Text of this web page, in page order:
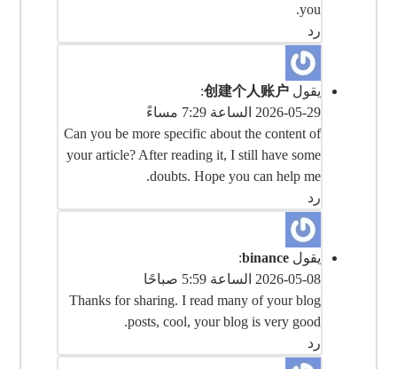
you.
رد
يقول 创建个人账户
:
2026-05-29 الساعة 7:29 مساءً
Can you be more specific about the content of
your article? After reading it, I still have some
doubts. Hope you can help me.
رد
يقول binance
:
2026-05-08 الساعة 5:59 صباحًا
Thanks for sharing. I read many of your blog
posts, cool, your blog is very good.
رد